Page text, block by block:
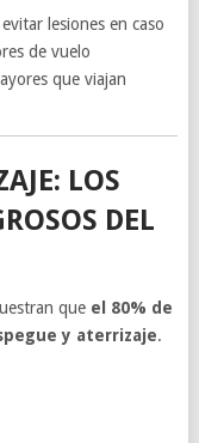
lesiones en caso
de vuelo
que viajan
LOS
DEL
que el 80% de
y aterrizaje.